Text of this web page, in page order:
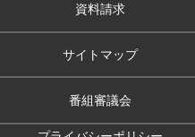
資料請求
サイトマップ
番組審議会